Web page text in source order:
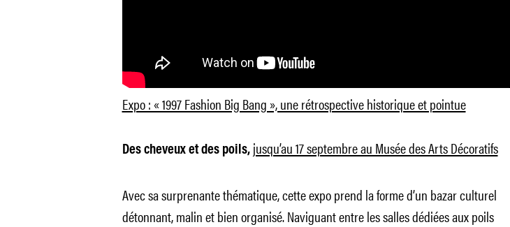
Expo : « 1997 Fashion Big Bang », une rétrospective historique et pointue
Des cheveux et des poils, jusqu’au 17 septembre au Musée des Arts Décoratifs
Avec sa surprenante thématique, cette expo prend la forme d’un bazar culturel
détonnant, malin et bien organisé. Naviguant entre les salles dédiées aux poils